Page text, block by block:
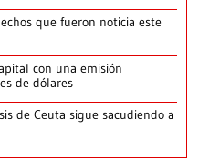
que fueron noticia este
con una emisión
de dólares
de Ceuta sigue sacudiendo a